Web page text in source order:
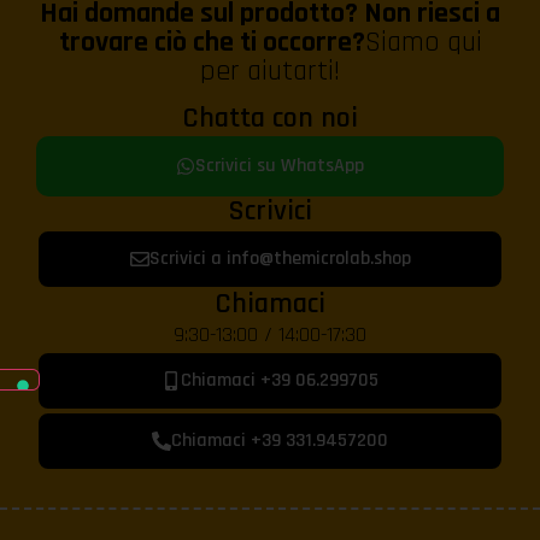
Hai domande sul prodotto? Non riesci a
trovare ciò che ti occorre?Siamo qui
per aiutarti!
Chatta con noi
Scrivici su WhatsApp
Scrivici
Scrivici a info@themicrolab.shop
Chiamaci
9:30-13:00 / 14:00-17:30
Chiamaci +39 06.299705
Chiamaci +39 331.9457200